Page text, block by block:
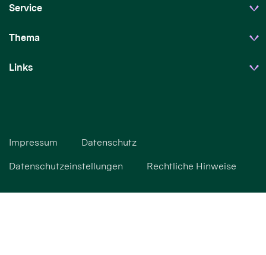
Service
Thema
Links
Impressum Datenschutz
Datenschutzeinstellungen Rechtliche Hinweise